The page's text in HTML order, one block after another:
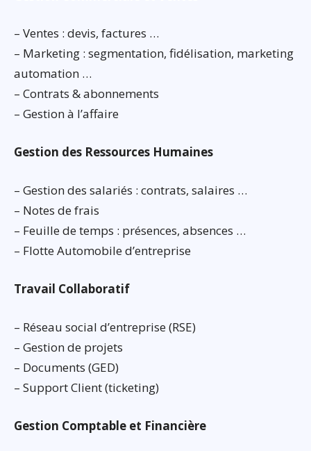
– Ventes : devis, factures …
– Marketing : segmentation, fidélisation, marketing
automation …
– Contrats & abonnements
– Gestion à l’affaire
Gestion des Ressources Humaines
– Gestion des salariés : contrats, salaires …
– Notes de frais
– Feuille de temps : présences, absences …
– Flotte Automobile d’entreprise
Travail Collaboratif
– Réseau social d’entreprise (RSE)
– Gestion de projets
– Documents (GED)
– Support Client (ticketing)
Gestion Comptable et Financière